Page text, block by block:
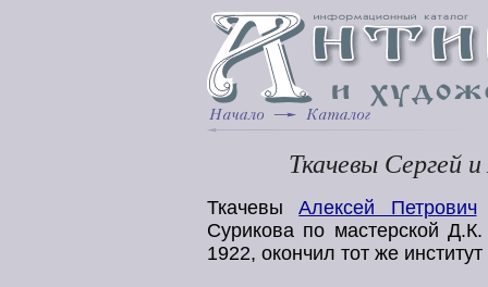
Ткачевы Сергей
ТкачевыАлексей Петрович
Сурикова по мастерской
1922, окончил тот же